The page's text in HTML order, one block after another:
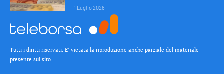
1 Luglio 2026
Tutti i diritti riservati. E’ vietata la riproduzione anche parziale del materiale
presente sul sito.